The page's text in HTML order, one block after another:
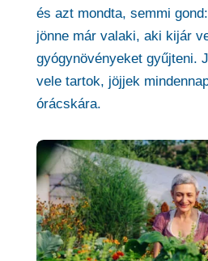
és azt mondta, semmi
jönne már valaki, aki kijár
gyógynövényeket gyűjteni.
vele tartok, jöjjek
órácskára.